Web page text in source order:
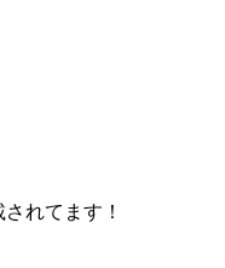
れてます！